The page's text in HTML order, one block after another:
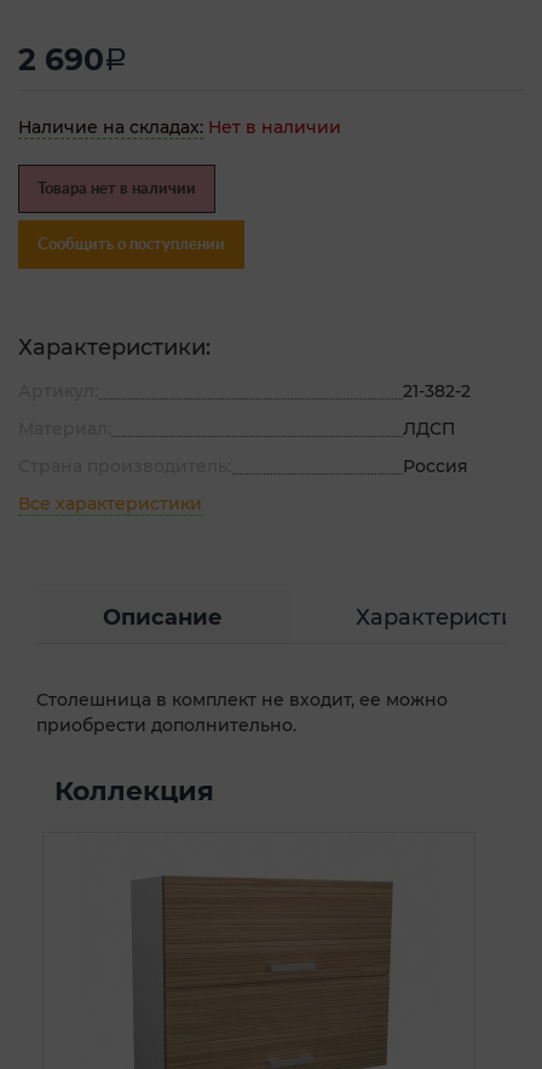
2 690a
Наличие на складах: Нет в наличии
Товара нет в наличии
Сообщить о поступлении
Характеристики:
21-382-2
ЛДСП
Россия
Все характеристики
Описание Характеристики
Столешница в комплект не входит, ее можно
приобрести дополнительно.
Коллекция